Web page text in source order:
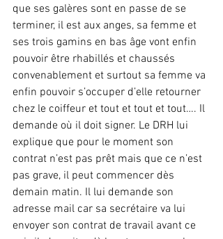
que ses galères sont en passe de se
terminer, il est aux anges, sa femme et
ses trois gamins en bas âge vont enfin
pouvoir être rhabillés et chaussés
convenablement et surtout sa femme va
enfin pouvoir s’occuper d’elle retourner
chez le coiffeur et tout et tout et tout…. Il
demande où il doit signer. Le DRH lui
explique que pour le moment son
contrat n’est pas prêt mais que ce n’est
pas grave, il peut commencer dès
demain matin. Il lui demande son
adresse mail car sa secrétaire va lui
envoyer son contrat de travail avant ce